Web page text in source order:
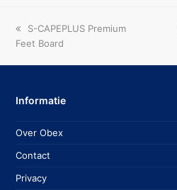
previous
post:
S-CAPEPLUS Premium
Feet Board
Informatie
Over Obex
Contact
Privacy